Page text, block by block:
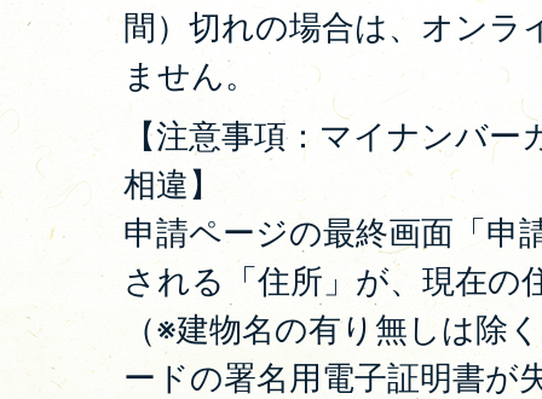
間）切れの場合は、オンラ
ません。
【注意事項：マイナンバ
相違】
申請ページの最終画面「申
される「住所」が、現在の
（※建物名の有り無しは除
ードの署名用電子証明書が